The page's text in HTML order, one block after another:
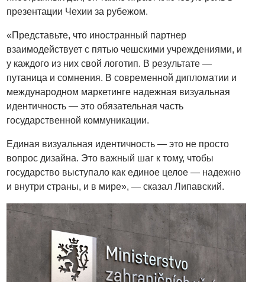
презентации Чехии за рубежом.
«Представьте, что иностранный партнер
взаимодействует с пятью чешскими учреждениями, и
у каждого из них свой логотип. В результате —
путаница и сомнения. В современной дипломатии и
международном маркетинге надежная визуальная
идентичность — это обязательная часть
государственной коммуникации.
Единая визуальная идентичность — это не просто
вопрос дизайна. Это важный шаг к тому, чтобы
государство выступало как единое целое — надежно
и внутри страны, и в мире», — сказал Липавский.